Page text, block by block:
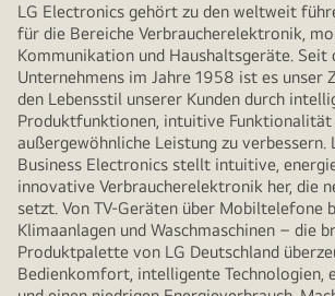
LG Electronics gehört zu den weltweit
für die Bereiche Verbraucherelektronik,
Kommunikation und Haushaltsgeräte. Seit
Unternehmens im Jahre 1958 ist es unser
den Lebensstil unserer Kunden durch
Produktfunktionen, intuitive Funktionalität
außergewöhnliche Leistung zu verbessern.
Business Electronics stellt intuitive,
innovative Verbraucherelektronik her, die
setzt. Von TV-Geräten über Mobiltelefone
Klimaanlagen und Waschmaschinen – die
Produktpalette von LG Deutschland
Bedienkomfort, intelligente Technologien,